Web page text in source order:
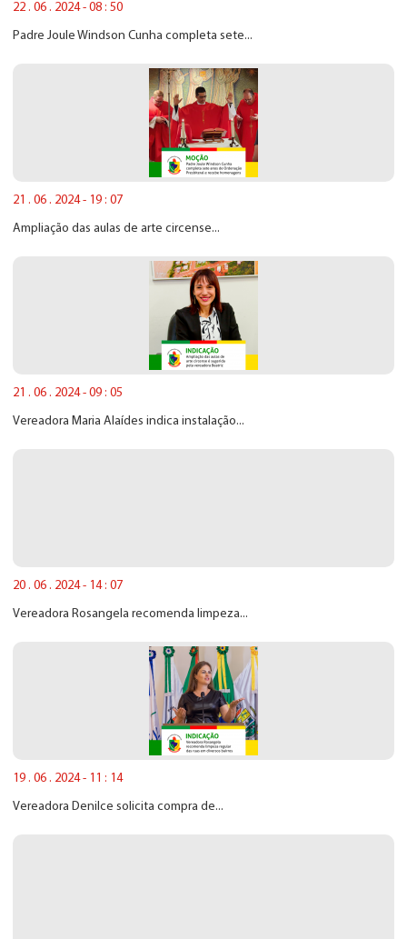
22 . 06 . 2024 - 08 : 50
Padre Joule Windson Cunha completa sete...
21 . 06 . 2024 - 19 : 07
Ampliação das aulas de arte circense...
21 . 06 . 2024 - 09 : 05
Vereadora Maria Alaídes indica instalação...
20 . 06 . 2024 - 14 : 07
Vereadora Rosangela recomenda limpeza...
19 . 06 . 2024 - 11 : 14
Vereadora Denilce solicita compra de...